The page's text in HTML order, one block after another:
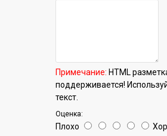
Примечание: HTML
поддерживается!
текст.
Оценка:
Плохо